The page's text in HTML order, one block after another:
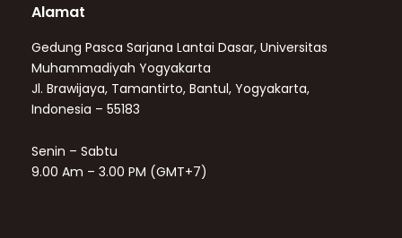
Alamat
Gedung Pasca Sarjana Lantai Dasar, Universitas
Muhammadiyah Yogyakarta
Jl. Brawijaya, Tamantirto, Bantul, Yogyakarta,
Indonesia – 55183
Senin – Sabtu
9.00 Am – 3.00 PM (GMT+7)